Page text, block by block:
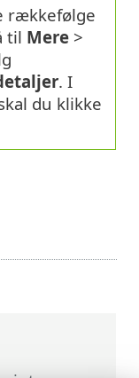
rækkefølge
til Mere >
. I
du klikke